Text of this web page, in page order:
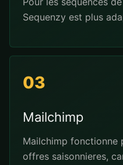
Sequenzy est plus
03
Mailchimp
Mailchimp fonctionne
offres saisonnieres,